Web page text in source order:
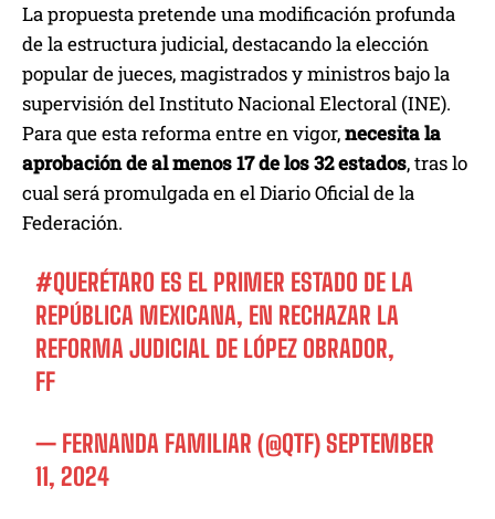
La propuesta pretende una modificación profunda
de la estructura judicial, destacando la elección
popular de jueces, magistrados y ministros bajo la
supervisión del Instituto Nacional Electoral (INE).
Para que esta reforma entre en vigor,necesita la
aprobación de al menos 17 de los 32 estados, tras lo
cual será promulgada en el Diario Oficial de la
Federación.
#QUERÉTARO ES EL PRIMER ESTADO DE LA
REPÚBLICA MEXICANA, EN RECHAZAR LA
REFORMA JUDICIAL DE LÓPEZ OBRADOR,
FF
— FERNANDA FAMILIAR (@QTF)SEPTEMBER
11, 2024